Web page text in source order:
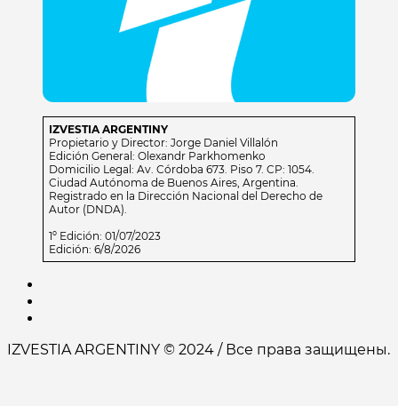
IZVESTIA ARGENTINY
Propietario y Director: Jorge Daniel Villalón
Edición General: Olexandr Parkhomenko
Domicilio Legal: Av. Córdoba 673. Piso 7. CP: 1054.
Ciudad Autónoma de Buenos Aires, Argentina.
Registrado en la Dirección Nacional del Derecho de
Autor (DNDA).
1º Edición: 01/07/2023
Edición: 6/8/2026
IZVESTIA ARGENTINY © 2024 / Все права защищены.